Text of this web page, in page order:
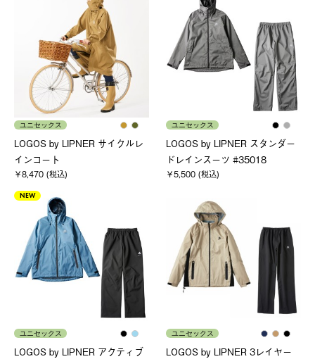
ユニセックス
LOGOS by LIPNER サイクルレ
インコート
￥8,470 (税込)
ユニセックス
LOGOS by LIPNER スタンダー
ドレインスーツ #35018
￥5,500 (税込)
NEW
ユニセックス
LOGOS by LIPNER アクティブ
ユニセックス
LOGOS by LIPNER 3レイヤー